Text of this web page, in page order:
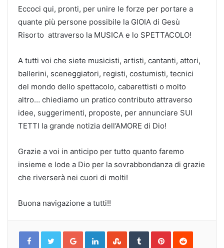
Eccoci qui, pronti, per unire le forze per portare a
quante più persone possibile la GIOIA di Gesù
Risorto attraverso la MUSICA e lo SPETTACOLO!
A tutti voi che siete musicisti, artisti, cantanti, attori,
ballerini, sceneggiatori, registi, costumisti, tecnici
del mondo dello spettacolo, cabarettisti o molto
altro… chiediamo un pratico contributo attraverso
idee, suggerimenti, proposte, per annunciare SUI
TETTI la grande notizia dell’AMORE di Dio!
Grazie a voi in anticipo per tutto quanto faremo
insieme e lode a Dio per la sovrabbondanza di grazie
che riverserà nei cuori di molti!
Buona navigazione a tutti!!
Google+LinkedInStumbleUpon
TumblrPinterestReddit